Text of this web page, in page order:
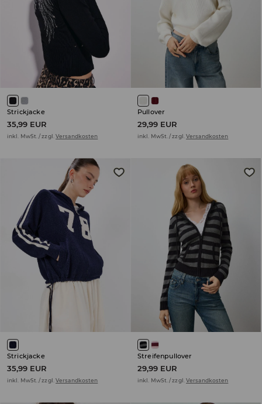
Strickjacke
35,99 EUR
inkl. MwSt. / zzgl. Versandkosten
Pullover
29,99 EUR
inkl. MwSt. / zzgl. Versandkosten
Strickjacke
35,99 EUR
inkl. MwSt. / zzgl. Versandkosten
Streifenpullover
29,99 EUR
inkl. MwSt. / zzgl. Versandkosten